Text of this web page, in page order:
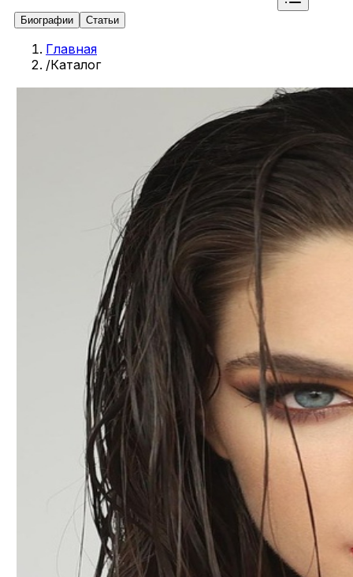
Биографии Статьи
Главная
/Каталог